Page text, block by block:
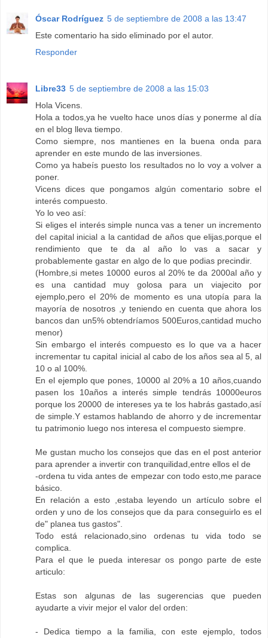
Óscar Rodríguez 5 de septiembre de 2008 a las 13:47
Este comentario ha sido eliminado por el autor.
Responder
Libre33 5 de septiembre de 2008 a las 15:03
Hola Vicens.
Hola a todos,ya he vuelto hace unos días y ponerme al día
en el blog lleva tiempo.
Como siempre, nos mantienes en la buena onda para
aprender en este mundo de las inversiones.
Como ya habeís puesto los resultados no lo voy a volver a
poner.
Vicens dices que pongamos algún comentario sobre el
interés compuesto.
Yo lo veo así:
Si eliges el interés simple nunca vas a tener un incremento
del capital inicial a la cantidad de años que elijas,porque el
rendimiento que te da al año lo vas a sacar y
probablemente gastar en algo de lo que podias precindir.
(Hombre,si metes 10000 euros al 20% te da 2000al año y
es una cantidad muy golosa para un viajecito por
ejemplo,pero el 20% de momento es una utopía para la
mayoría de nosotros ,y teniendo en cuenta que ahora los
bancos dan un5% obtendríamos 500Euros,cantidad mucho
menor)
Sin embargo el interés compuesto es lo que va a hacer
incrementar tu capital inicial al cabo de los años sea al 5, al
10 o al 100%.
En el ejemplo que pones, 10000 al 20% a 10 años,cuando
pasen los 10años a interés simple tendrás 10000euros
porque los 20000 de intereses ya te los habrás gastado,así
de simple.Y estamos hablando de ahorro y de incrementar
tu patrimonio luego nos interesa el compuesto siempre.
Me gustan mucho los consejos que das en el post anterior
para aprender a invertir con tranquilidad,entre ellos el de
-ordena tu vida antes de empezar con todo esto,me parace
básico.
En relación a esto ,estaba leyendo un artículo sobre el
orden y uno de los consejos que da para conseguirlo es el
de" planea tus gastos".
Todo está relacionado,sino ordenas tu vida todo se
complica.
Para el que le pueda interesar os pongo parte de este
articulo:
Estas son algunas de las sugerencias que pueden
ayudarte a vivir mejor el valor del orden:
- Dedica tiempo a la familia, con este ejemplo, todos